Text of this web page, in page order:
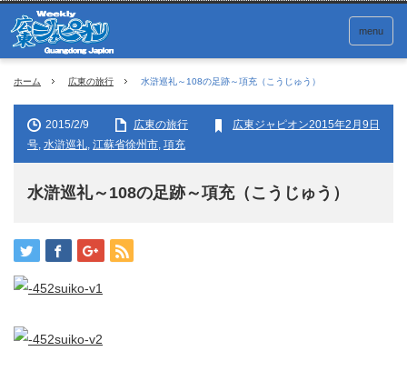
menu
ホーム 広東の旅行 水滸巡礼～108の足跡～項充（こうじゅう）
2015/2/9 広東の旅行
広東ジャピオン2015年2月9日
号, 水滸巡礼, 江蘇省徐州市, 項充
水滸巡礼～108の足跡～項充（こうじゅう）